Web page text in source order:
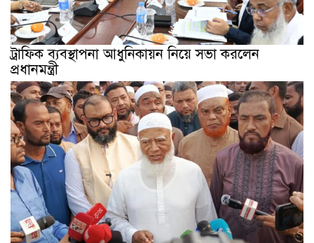
ট্রাফিক ব্যবস্থাপনা আধুনিকায়ন নিয়ে সভা করলেন
প্রধানমন্ত্রী